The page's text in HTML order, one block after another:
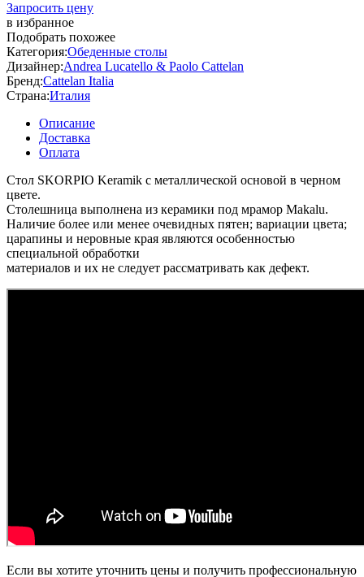
Запросить цену
в избранное
Подобрать похожее
Категория:Обеденные столы
Дизайнер:Andrea Lucatello & Paolo Cattelan
Бренд:Cattelan Italia
Страна:Италия
Описание
Доставка
Оплата
Стол SKORPIO Keramik с металлической основой в черном
цвете.
Столешница выполнена из керамики под мрамор Makalu.
Наличие более или менее очевидныx пятен; вариации цвета;
царапины и неровные края являются особенностью
специальной обработки
материалов и их не следует рассматривать как дефект.
Если вы хотите уточнить цены и получить профессиональную